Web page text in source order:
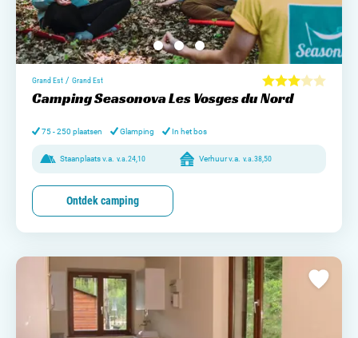
Grand Est / Grand Est
Camping Seasonova Les Vosges du Nord
75 - 250 plaatsen Glamping In het bos
Staanplaats v.a. v.a.24,10 Verhuur v.a. v.a.38,50
Ontdek camping